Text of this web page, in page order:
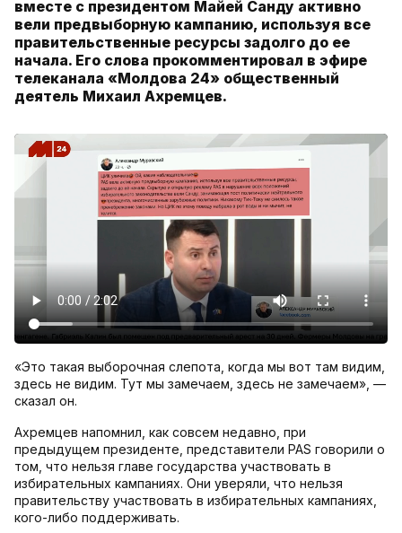
вместе с президентом Майей Санду активно
вели предвыборную кампанию, используя все
правительственные ресурсы задолго до ее
начала. Его слова прокомментировал в эфире
телеканала «Молдова 24» общественный
деятель Михаил Ахремцев.
«Это такая выборочная слепота, когда мы вот там видим,
здесь не видим. Тут мы замечаем, здесь не замечаем», —
сказал он.
Ахремцев напомнил, как совсем недавно, при
предыдущем президенте, представители PAS говорили о
том, что нельзя главе государства участвовать в
избирательных кампаниях. Они уверяли, что нельзя
правительству участвовать в избирательных кампаниях,
кого-либо поддерживать.